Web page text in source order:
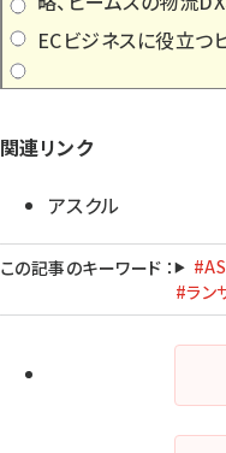
ECビジネスに役立つ
関連リンク
アスクル
この記事のキーワード ：
#ラン